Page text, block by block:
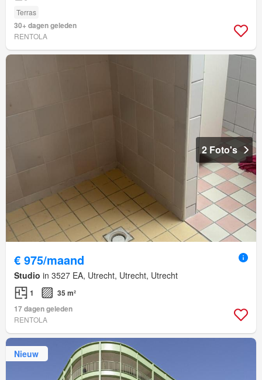
Terras
30+ dagen geleden
RENTOLA
2 Foto's
€ 975/maand
Studio in 3527 EA, Utrecht, Utrecht, Utrecht
1
35 m²
17 dagen geleden
RENTOLA
Nieuw